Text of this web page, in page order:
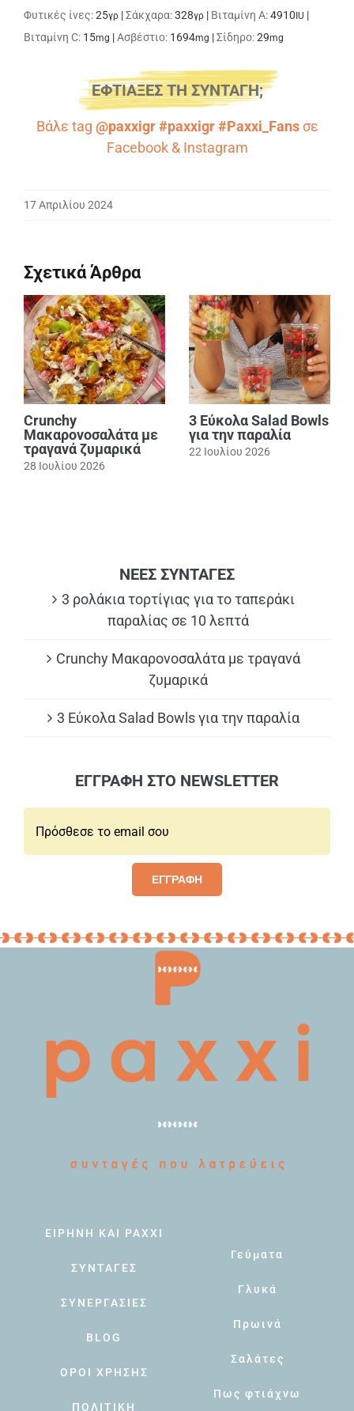
Φυτικές ίνες:25γρ |Σάκχαρα:328γρ | Βιταμίνη A:4910IU |
Βιταμίνη C: 15mg |Ασβέστιο: 1694mg |Σίδηρο:29mg
ΕΦΤΙΑΞΕΣ ΤΗ ΣΥΝΤΑΓΗ;
Βάλε tag @paxxigr #paxxigr #Paxxi_Fansσε
Facebook& Instagram
17 Απριλίου 2024
Σχετικά Άρθρα
Crunchy
Μακαρονοσαλάτα με
τραγανά ζυμαρικά
28 Ιουλίου 2026
3 Εύκολα Salad Bowls
για την παραλία
22 Ιουλίου 2026
ΝΕΕΣ ΣΥΝΤΑΓΕΣ
3 ρολάκια τορτίγιας για το ταπεράκι
παραλίας σε 10 λεπτά
Crunchy Μακαρονοσαλάτα με τραγανά
ζυμαρικά
3 Εύκολα Salad Bowls για την παραλία
ΕΓΓΡΑΦΗ ΣΤΟ NEWSLETTER
ΕΓΓΡΑΦΗ
ΕΙΡΗΝΗ ΚΑΙ PAXXI
ΣΥΝΤΑΓΕΣ
ΣΥΝΕΡΓΑΣΙΕΣ
BLOG
ΟΡΟΙ ΧΡΗΣΗΣ
ΠΟΛΙΤΙΚΗ
Γεύματα
Γλυκά
Πρωινά
Σαλάτες
Πως φτιάχνω